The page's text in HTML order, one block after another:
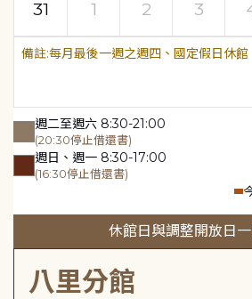
31
1 2 3
每月最後一週之週四、國定假日休館
週二至週六 8:30-21:00
(20:30停止借還書)
週日、週一 8:30-17:00
(16:30停止借還書)
休館日與調整開放日
八里分館